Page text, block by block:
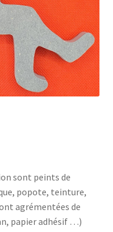
sont peints de
popote, teinture,
agrémentées de
papier adhésif …)